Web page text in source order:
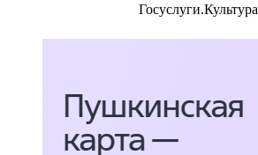
Госуслуги.Культура